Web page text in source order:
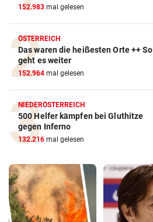
152.983 mal gelesen
ÖSTERREICH
Das waren die heißesten Orte ++ So
geht es weiter
152.964 mal gelesen
NIEDERÖSTERREICH
500 Helfer kämpfen bei Gluthitze
gegen Inferno
132.216 mal gelesen